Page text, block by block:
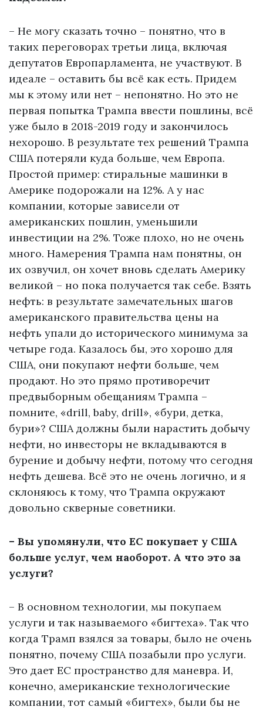
– Не могу сказать точно – понятно, что в
таких переговорах третьи лица, включая
депутатов Европарламента, не участвуют. В
идеале – оставить бы всё как есть. Придем
мы к этому или нет – непонятно. Но это не
первая попытка Трампа ввести пошлины, всё
уже было в 2018-2019 году и закончилось
нехорошо. В результате тех решений Трампа
США потеряли куда больше, чем Европа.
Простой пример: стиральные машинки в
Америке подорожали на 12%. А у нас
компании, которые зависели от
американских пошлин, уменьшили
инвестиции на 2%. Тоже плохо, но не очень
много. Намерения Трампа нам понятны, он
их озвучил, он хочет вновь сделать Америку
великой – но пока получается так себе. Взять
нефть: в результате замечательных шагов
американского правительства цены на
нефть упали до исторического минимума за
четыре года. Казалось бы, это хорошо для
США, они покупают нефти больше, чем
продают. Но это прямо противоречит
предвыборным обещаниям Трампа –
помните, «drill, baby, drill», «бури, детка,
бури»? США должны были нарастить добычу
нефти, но инвесторы не вкладываются в
бурение и добычу нефти, потому что сегодня
нефть дешева. Всё это не очень логично, и я
склоняюсь к тому, что Трампа окружают
довольно скверные советники.
– Вы упомянули, что ЕС покупает у США
больше услуг, чем наоборот. А что это за
услуги?
– В основном технологии, мы покупаем
услуги и так называемого «бигтеха». Так что
когда Трамп взялся за товары, было не очень
понятно, почему США позабыли про услуги.
Это дает ЕС пространство для маневра. И,
конечно, американские технологические
компании, тот самый «бигтех», были бы не